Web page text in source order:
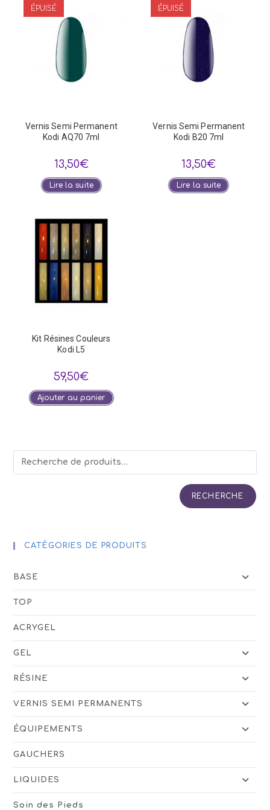
ÉPUISÉ
Vernis Semi Permanent
Kodi AQ70 7ml
13,50€
Lire la suite
ÉPUISÉ
Vernis Semi Permanent
Kodi B20 7ml
13,50€
Lire la suite
Kit Résines Couleurs
Kodi L5
59,50€
Ajouter au panier
RECHERCHE
CATÉGORIES DE PRODUITS
BASE
TOP
ACRYGEL
GEL
RÉSINE
VERNIS SEMI PERMANENTS
ÉQUIPEMENTS
GAUCHERS
LIQUIDES
Soin des Pieds